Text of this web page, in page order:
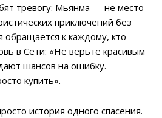
тревогу: Мьянма — не место
приключений без
обращается к каждому, кто
в Сети: «Не верьте красивым
шансов на ошибку.
купить».
история одного спасения.